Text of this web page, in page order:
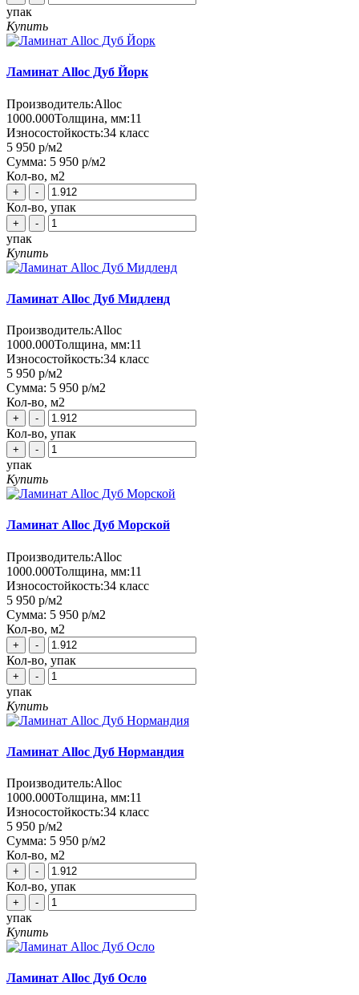
упак
Купить
Ламинат Alloc Дуб Йорк
Производитель:Alloc
1000.000Толщина, мм:11
Износостойкость:34 класс
5 950 р/м2
Сумма: 5 950 р/м2
Кол-во, м2
+ -
Кол-во, упак
+ -
упак
Купить
Ламинат Alloc Дуб Мидленд
Производитель:Alloc
1000.000Толщина, мм:11
Износостойкость:34 класс
5 950 р/м2
Сумма: 5 950 р/м2
Кол-во, м2
+ -
Кол-во, упак
+ -
упак
Купить
Ламинат Alloc Дуб Морской
Производитель:Alloc
1000.000Толщина, мм:11
Износостойкость:34 класс
5 950 р/м2
Сумма: 5 950 р/м2
Кол-во, м2
+ -
Кол-во, упак
+ -
упак
Купить
Ламинат Alloc Дуб Нормандия
Производитель:Alloc
1000.000Толщина, мм:11
Износостойкость:34 класс
5 950 р/м2
Сумма: 5 950 р/м2
Кол-во, м2
+ -
Кол-во, упак
+ -
упак
Купить
Ламинат Alloc Дуб Осло